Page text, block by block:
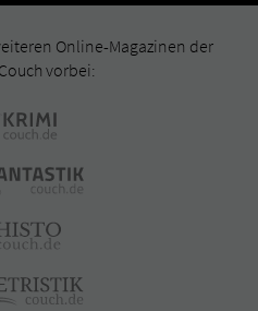
Online-Magazinen der
vorbei: